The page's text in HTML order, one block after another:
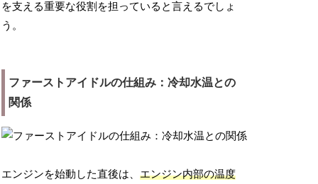
を支える重要な役割を担っていると言えるでしょ
う。
ファーストアイドルの仕組み：冷却水温との
関係
エンジンを始動した直後は、エンジン内部の温度